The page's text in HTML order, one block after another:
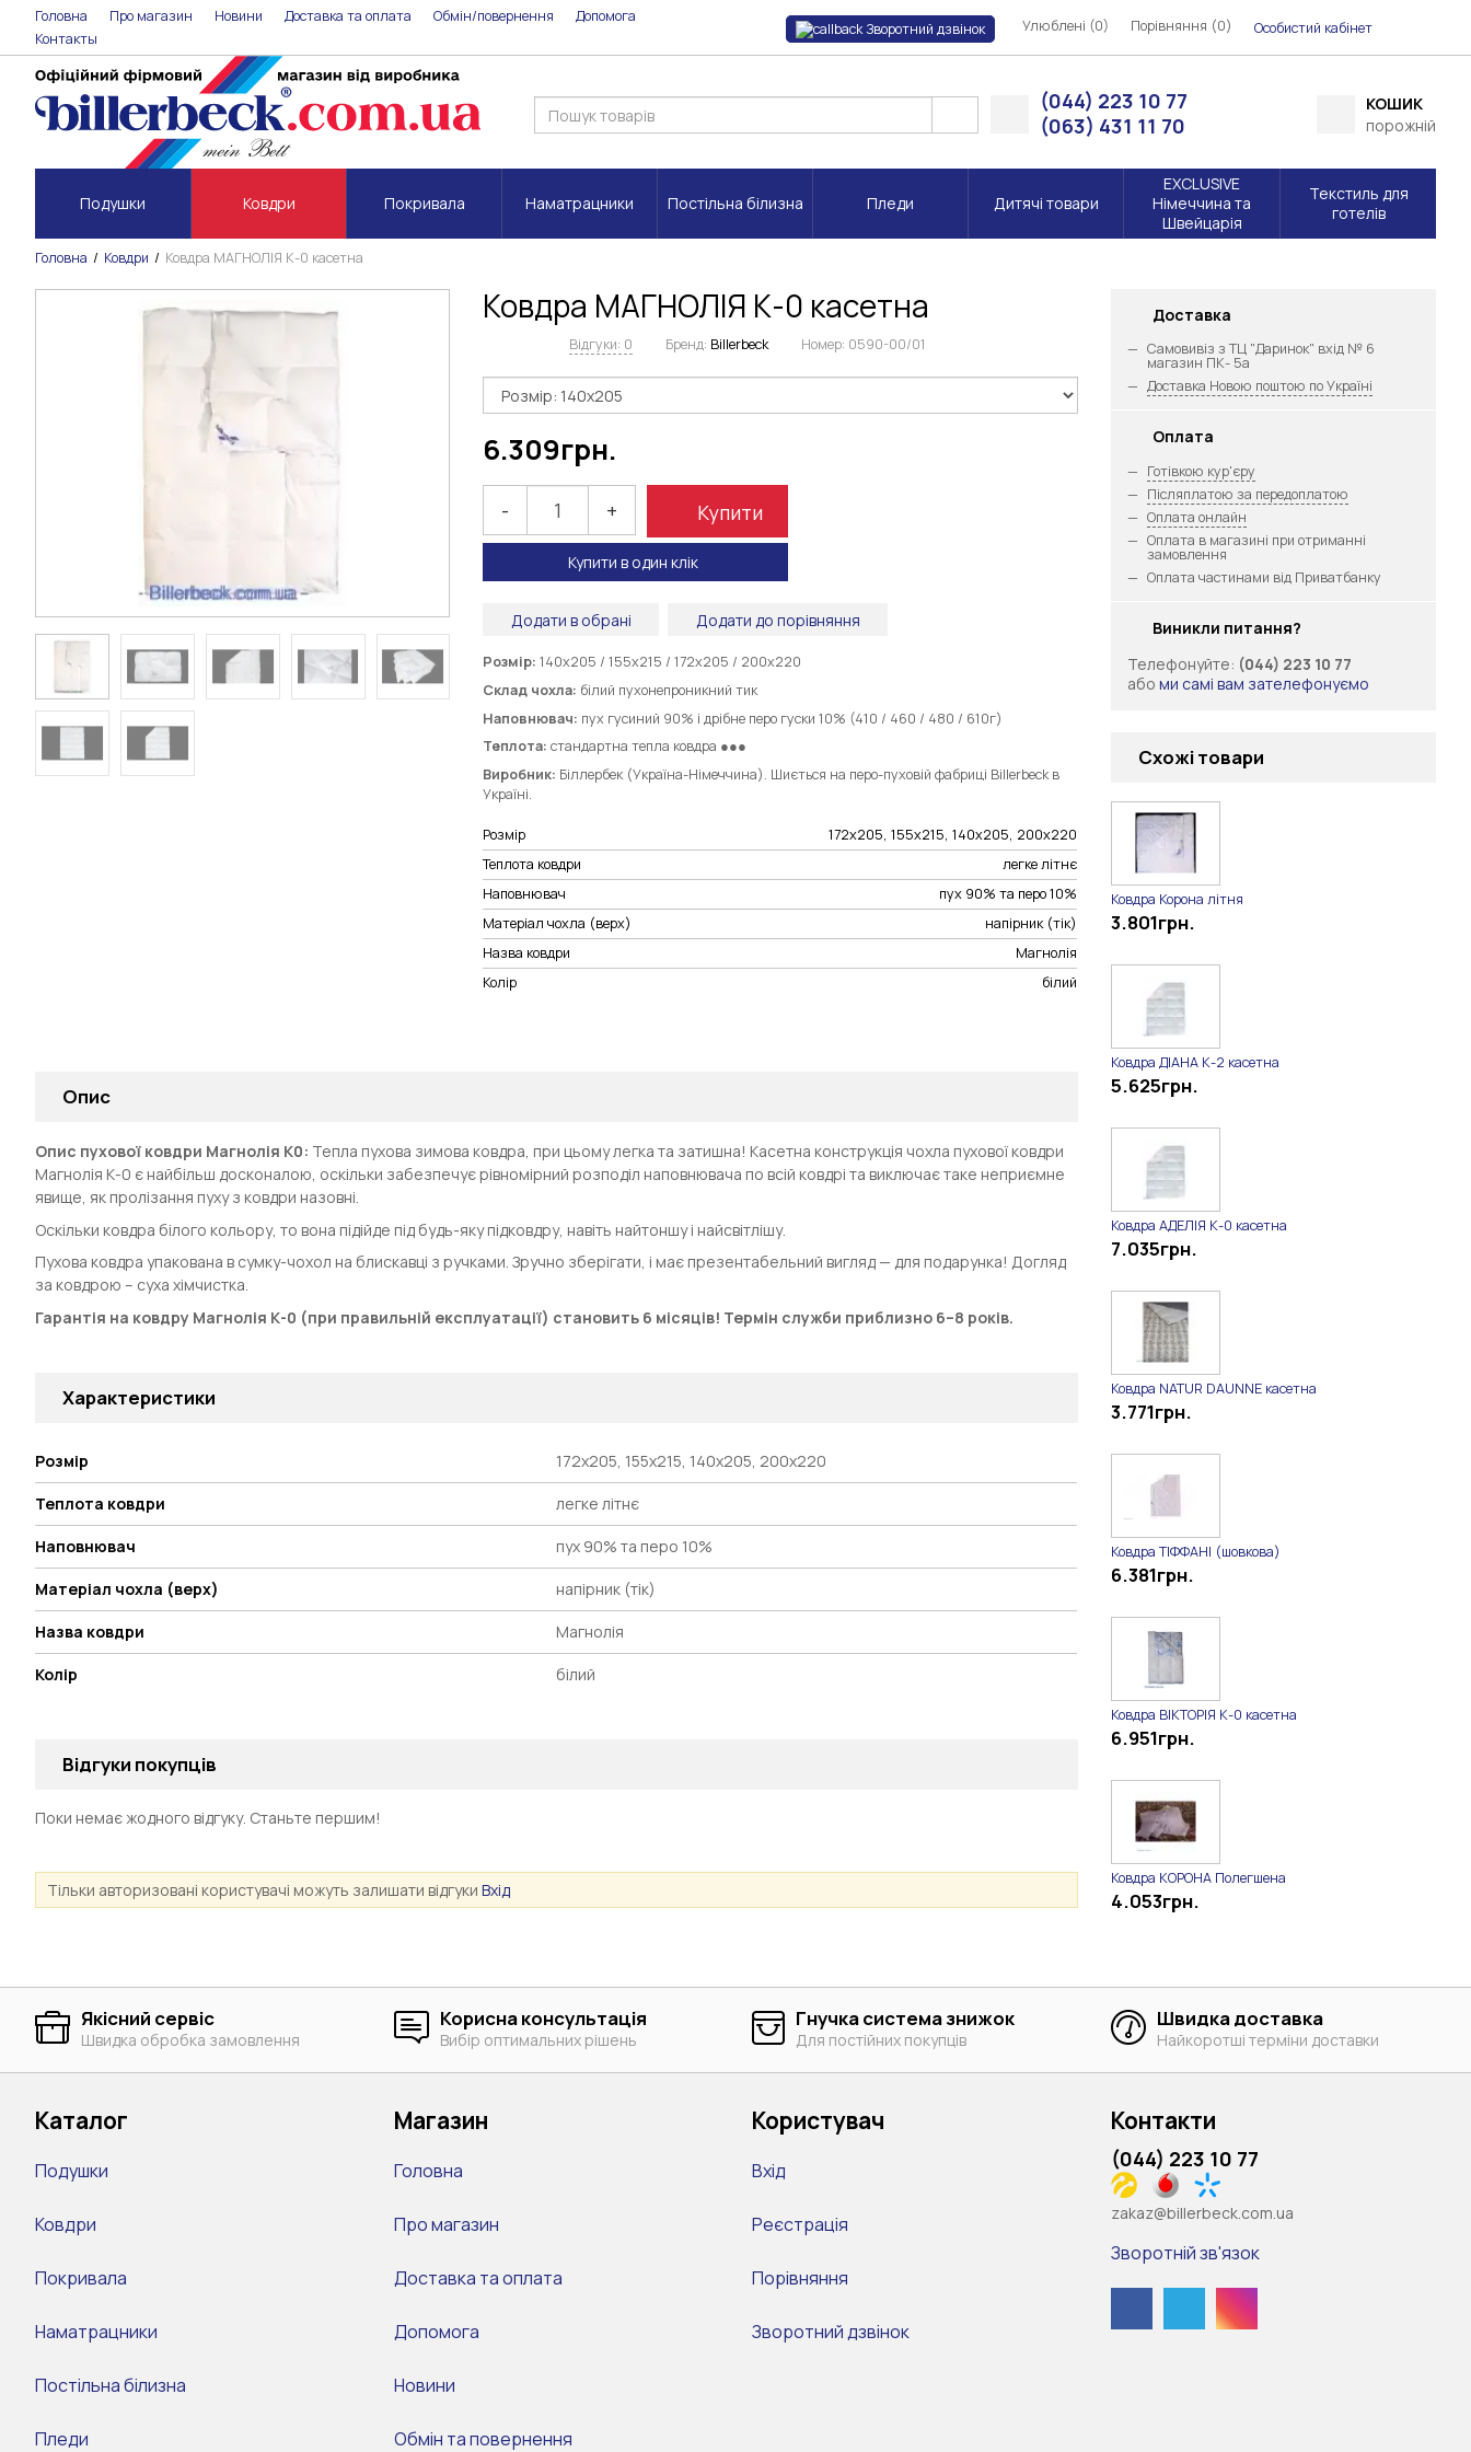
Головна Про магазин Новини Доставка та оплата Обмін/повернення
Допомога
Контакты
Зворотний дзвінок Улюблені (0) Порівняння (0) Особистий кабінет
(044) 223 10 77
(063) 431 11 70
КОШИК
порожній
Подушки Ковдри Покривала Наматрацники Постільна білизна Пледи Дитячі товари
EXCLUSIVE
Німеччина та
Швейцарія
Текстиль для
готелів
Головна Ковдри Ковдра МАГНОЛІЯ К-0 касетна
Ковдра МАГНОЛІЯ К-0 касетна
Відгуки: 0 Бренд: Billerbeck Номер: 0590-00/01
6.309грн.
- + Купити
Купити в один клік
Додати в обрані Додати до порівняння
Розмір: 140х205 / 155х215 / 172х205 / 200х220
Склад чохла: білий пухонепроникний тик
Наповнювач: пух гусиний 90% і дрібне перо гуски 10% (410 / 460 / 480 / 610г)
Теплота: стандартна тепла ковдра ●●●
Виробник: Біллербек (Україна-Німеччина). Шиється на перо-пуховій фабриці Billerbeck в
Україні.
Розмір
172х205, 155х215, 140х205, 200х220
Теплота ковдри
легке літнє
Наповнювач
пух 90% та перо 10%
Матеріал чохла (верх)
напірник (тік)
Назва ковдри
Магнолія
Колір
білий
Опис
Опис пухової ковдри Магнолія К0: Тепла пухова зимова ковдра, при цьому легка та затишна! Касетна конструкція чохла пухової ковдри
Магнолія К-0 є найбільш досконалою, оскільки забезпечує рівномірний розподіл наповнювача по всій ковдрі та виключає таке неприємне
явище, як пролізання пуху з ковдри назовні.
Оскільки ковдра білого кольору, то вона підійде під будь-яку підковдру, навіть найтоншу і найсвітлішу.
Пухова ковдра упакована в сумку-чохол на блискавці з ручками. Зручно зберігати, і має презентабельний вигляд — для подарунка! Догляд
за ковдрою – суха хімчистка.
Гарантія на ковдру Магнолія К-0 (при правильній експлуатації) становить 6 місяців! Термін служби приблизно 6–8 років.
Характеристики
Розмір 172х205, 155х215, 140х205, 200х220
Теплота ковдри легке літнє
Наповнювач пух 90% та перо 10%
Матеріал чохла (верх) напірник (тік)
Назва ковдри Магнолія
Колір білий
Відгуки покупців
Поки немає жодного відгуку. Станьте першим!
Тільки авторизовані користувачі можуть залишати відгуки Вхід
Доставка
Самовивіз з ТЦ "Даринок" вхід № 6
магазин ПК- 5а
Доставка Новою поштою по Україні
Оплата
Готівкою кур'єру
Післяплатою за передоплатою
Оплата онлайн
Оплата в магазині при отриманні
замовлення
Оплата частинами від Приватбанку
Виникли питання?
Телефонуйте: (044) 223 10 77
або ми самі вам зателефонуємо
Схожі товари
Ковдра Корона літня
3.801грн.
Ковдра ДІАНА К-2 касетна
5.625грн.
Ковдра АДЕЛІЯ К-0 касетна
7.035грн.
Ковдра NATUR DAUNNE касетна
3.771грн.
Ковдра ТІФФАНІ (шовкова)
6.381грн.
Ковдра ВІКТОРІЯ К-0 касетна
6.951грн.
Ковдра КОРОНА Полегшена
4.053грн.
Якісний сервіс
Швидка обробка замовлення
Корисна консультація
Вибір оптимальних рішень
Гнучка система знижок
Для постійних покупців
Швидка доставка
Найкоротші терміни доставки
Каталог
Подушки
Ковдри
Покривала
Наматрацники
Постільна білизна
Пледи
Магазин
Головна
Про магазин
Доставка та оплата
Допомога
Новини
Обмін та повернення
Користувач
Вхід
Реєстрація
Порівняння
Зворотний дзвінок
Контакти
(044) 223 10 77
zakaz@billerbeck.com.ua
Зворотній зв'язок